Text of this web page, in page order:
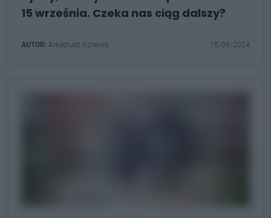
15 września. Czeka nas ciąg dalszy?
AUTOR: Arkadiusz Korejwo 15/09/2024